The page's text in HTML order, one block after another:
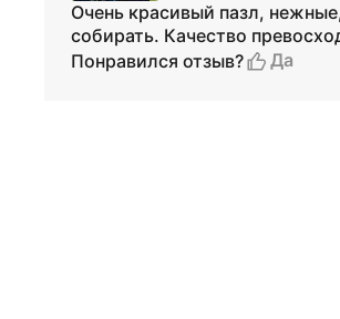
Очень красивый пазл,
собирать. Качество
Понравился отзыв?
Да